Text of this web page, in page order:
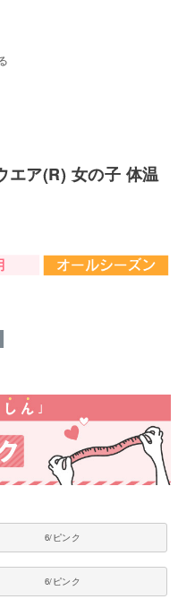
カラーがかえってストレスに
優しい設計で、傷口をそっと
たまま排泄や通院もスムーズに
をかけません。
が子のための思いやりウェア
かなくなるストレスを大きく
の舐めや引っかきを防ぎます。
過ごせます。
エア(R) 女の子 体温
6/ピンク
6/ピンク